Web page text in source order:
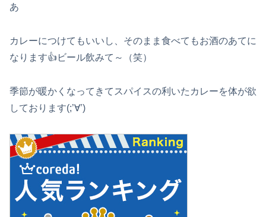
あ
カレーにつけてもいいし、そのまま食べてもお酒のあてに
なります👍ビール飲みて～（笑）
季節が暖かくなってきてスパイスの利いたカレーを体が欲
しております(;’∀’)